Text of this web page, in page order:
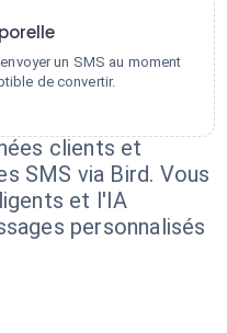
un SMS au moment
de convertir.
clients et
SMS via Bird. Vous
et l'IA
personnalisés